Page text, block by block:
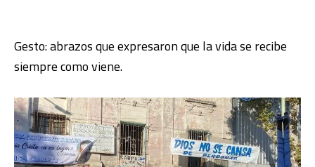
Gesto: abrazos que expresaron que la vida se recibe
siempre como viene.